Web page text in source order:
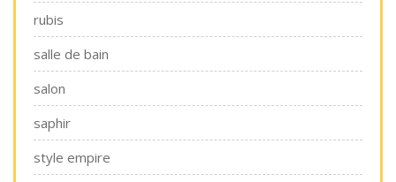
rubis
salle de bain
salon
saphir
style empire